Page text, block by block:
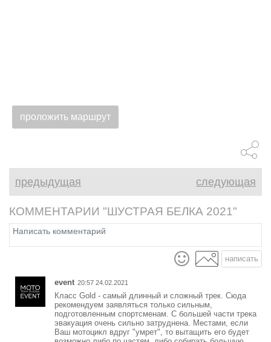
проложить маршрут
предыдущая следующая
КОММЕНТАРИИ "ШУСТРАЯ БЕЛКА 2021"
написать
event 20:57 24.02.2021
Класс Gold - самый длинный и сложный трек. Сюда
рекомендуем заявляться только сильным,
подготовленным спортсменам. С большей части трека
эвакуация очень сильно затруднена. Местами, если
Ваш мотоцикл вдруг "умрет", то вытащить его будет